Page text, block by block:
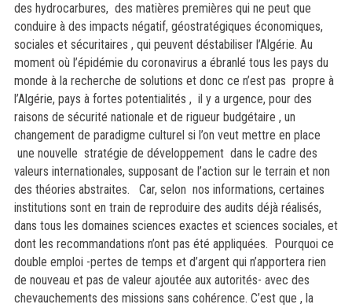
des hydrocarbures, des matières premières qui ne peut que
conduire à des impacts négatif, géostratégiques économiques,
sociales et sécuritaires , qui peuvent déstabiliser l’Algérie. Au
moment où l’épidémie du coronavirus a ébranlé tous les pays du
monde à la recherche de solutions et donc ce n’est pas propre à
l’Algérie, pays à fortes potentialités , il y a urgence, pour des
raisons de sécurité nationale et de rigueur budgétaire , un
changement de paradigme culturel si l’on veut mettre en place
une nouvelle stratégie de développement dans le cadre des
valeurs internationales, supposant de l’action sur le terrain et non
des théories abstraites. Car, selon nos informations, certaines
institutions sont en train de reproduire des audits déjà réalisés,
dans tous les domaines sciences exactes et sciences sociales, et
dont les recommandations n’ont pas été appliquées. Pourquoi ce
double emploi -pertes de temps et d’argent qui n’apportera rien
de nouveau et pas de valeur ajoutée aux autorités- avec des
chevauchements des missions sans cohérence. C’est que , la